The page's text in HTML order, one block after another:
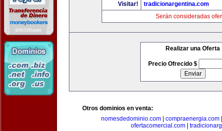
Visitar!
tradicionargentina.com
Serán consideradas
Realizar una Oferta
Precio Ofrecido $
Otros dominios en venta:
nomesdedominio.com| compraenergia.com
ofertacomercial.com